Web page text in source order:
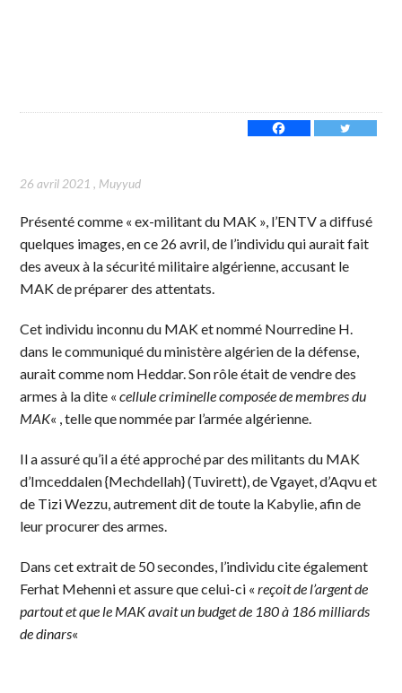
26 avril 2021 , Muyyud
Présenté comme « ex-militant du MAK », l’ENTV a diffusé
quelques images, en ce 26 avril, de l’individu qui aurait fait
des aveux à la sécurité militaire algérienne, accusant le
MAK de préparer des attentats.
Cet individu inconnu du MAK et nommé Nourredine H.
dans le communiqué du ministère algérien de la défense,
aurait comme nom Heddar. Son rôle était de vendre des
armes à la dite «cellule criminelle composée de membres du
MAK« , telle que nommée par l’armée algérienne.
Il a assuré qu’il a été approché par des militants du MAK
d’Imceddalen {Mechdellah} (Tuvirett), de Vgayet, d’Aqvu et
de Tizi Wezzu, autrement dit de toute la Kabylie, afin de
leur procurer des armes.
Dans cet extrait de 50 secondes, l’individu cite également
Ferhat Mehenni et assure que celui-ci «reçoit de l’argent de
partout et que le MAK avait un budget de 180 à 186 milliards
de dinars«